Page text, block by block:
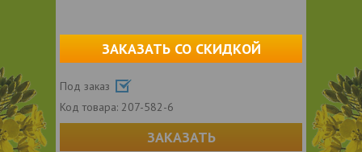
ЗАКАЗАТЬ СО СКИДКОЙ
Под заказ
Код товара: 207-582-6
ЗАКАЗАТЬ